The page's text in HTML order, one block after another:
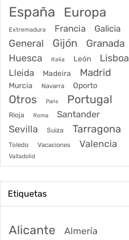
España Europa
Extremadura Francia Galicia
General Gijón
Granada
Huesca
Italia León Lisboa
Lleida Madeira Madrid
Murcia Navarra Oporto
Otros Paris Portugal
Rioja Roma Santander
Sevilla Suiza Tarragona
Toledo Vacaciones Valencia
Valladolid
Etiquetas
Alicante Almería